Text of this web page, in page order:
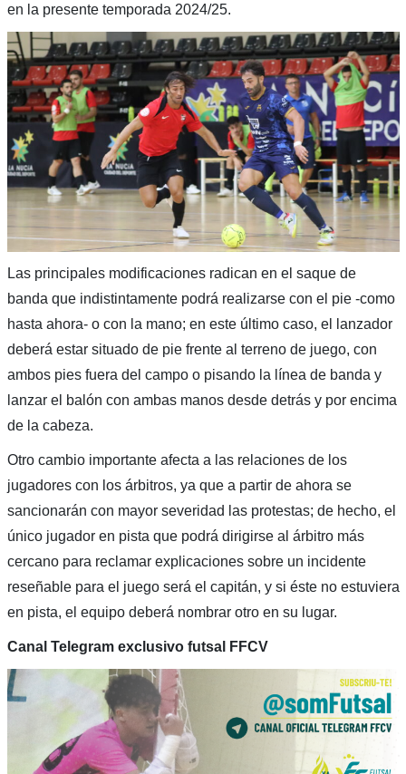
en la presente temporada 2024/25.
Las principales modificaciones radican en el saque de
banda que indistintamente podrá realizarse con el pie -como
hasta ahora- o con la mano; en este último caso, el lanzador
deberá estar situado de pie frente al terreno de juego, con
ambos pies fuera del campo o pisando la línea de banda y
lanzar el balón con ambas manos desde detrás y por encima
de la cabeza.
Otro cambio importante afecta a las relaciones de los
jugadores con los árbitros, ya que a partir de ahora se
sancionarán con mayor severidad las protestas; de hecho, el
único jugador en pista que podrá dirigirse al árbitro más
cercano para reclamar explicaciones sobre un incidente
reseñable para el juego será el capitán, y si éste no estuviera
en pista, el equipo deberá nombrar otro en su lugar.
Canal Telegram exclusivo futsal FFCV